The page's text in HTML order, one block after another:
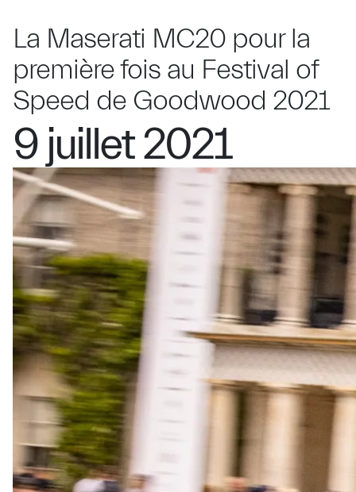
La Maserati MC20 pour la
première fois au Festival of
Speed de Goodwood 2021
9 juillet 2021